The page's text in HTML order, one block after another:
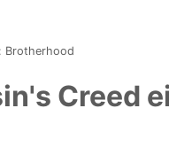
Brotherhood
Creed